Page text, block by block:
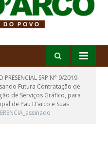
PRESENCIAL SRP N° 9/2019-
Futura Contratação de
de Serviços Gráfico, para
de Pau D’arco e Suas